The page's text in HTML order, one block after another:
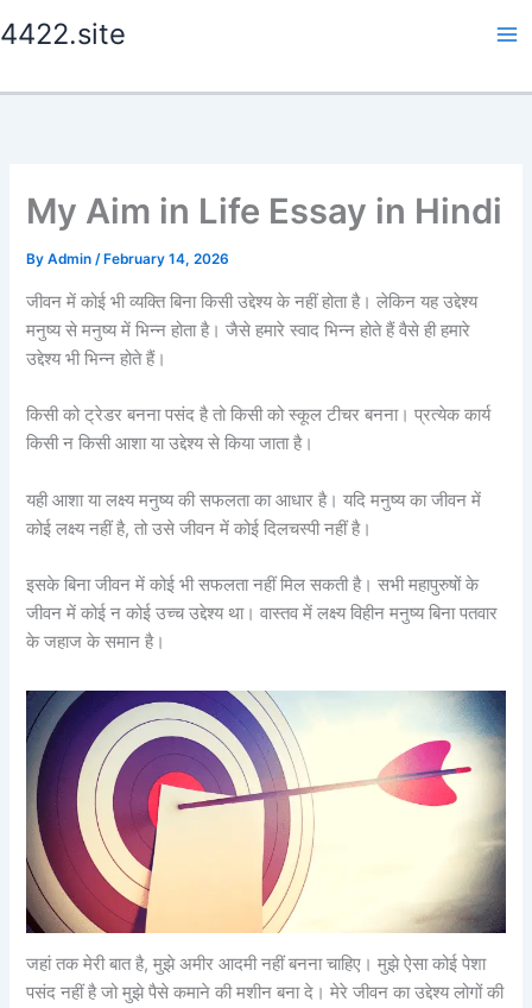
to
4422.site
My Aim in Life Essay in Hindi
ByAdmin/ February 14, 2026
जीवन में कोई भी व्यक्ति बिना किसी उद्देश्य के नहीं होता है। लेकिन यह उद्देश्य
मनुष्य से मनुष्य में भिन्न होता है। जैसे हमारे स्वाद भिन्न होते हैं वैसे ही हमारे
उद्देश्य भी भिन्न होते हैं।
किसी को ट्रेडर बनना पसंद है तो किसी को स्कूल टीचर बनना। प्रत्येक कार्य
किसी न किसी आशा या उद्देश्य से किया जाता है।
यही आशा या लक्ष्य मनुष्य की सफलता का आधार है। यदि मनुष्य का जीवन में
कोई लक्ष्य नहीं है, तो उसे जीवन में कोई दिलचस्पी नहीं है।
इसके बिना जीवन में कोई भी सफलता नहीं मिल सकती है। सभी महापुरुषों के
जीवन में कोई न कोई उच्च उद्देश्य था। वास्तव में लक्ष्य विहीन मनुष्य बिना पतवार
के जहाज के समान है।
जहां तक ​​मेरी बात है, मुझे अमीर आदमी नहीं बनना चाहिए। मुझे ऐसा कोई पेशा
पसंद नहीं है जो मुझे पैसे कमाने की मशीन बना दे। मेरे जीवन का उद्देश्य लोगों की